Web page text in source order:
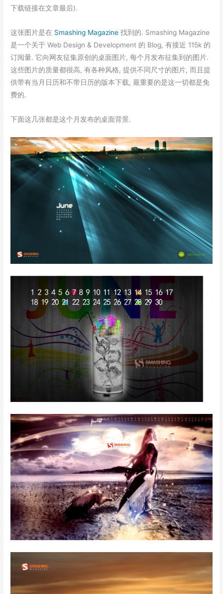
下载链接在文章最后).
这张图片是在 Smashing Magazine 找到的. Smashing Magazine
是一个关于 Web Design & Development 的 Blog, 有接近 115k 的
订阅量. 它向网友征集原创的桌面图片, 每个月发布征集到的图片.
这些图片的质量都很高, 有各种风格, 提供不同尺寸的图片, 而且提
供带有当月日历和不带日历的版本下载, 最重要的是这一切都是免
费的.
下面这几张都是这个月发布的桌面背景.